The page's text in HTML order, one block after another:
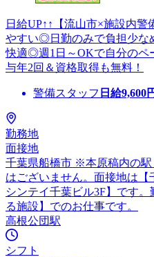
日給UP↑↑【流山市×施設内警
やすい◎日勤のみで負担少な
快適◎週1日～OKで自分のペ
与年2回＆資格取得も無料！
警備スタッフ 日給9,600
勤務地
面接地
千葉県船橋市 ※本原稿内の
はございません。面接地は【
シンテイ千葉ビル3F】です
る施設】でのお仕事です。
高根公団駅
シフト